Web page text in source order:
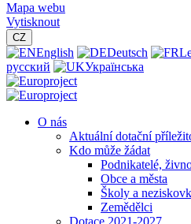
Mapa webu
Vytisknout
CZ
English Deutsch
русский
Українська
O nás
Aktuální dotační
Kdo může žádat
Podnikatelé,
Obce a města
Školy a
Zemědělci
Dotace 2021-2027